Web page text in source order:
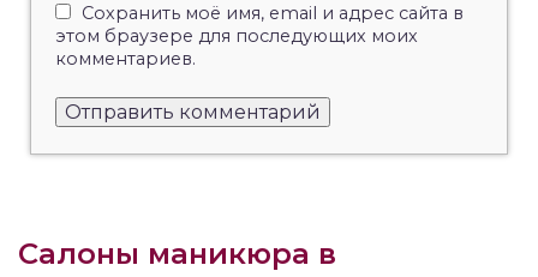
Сохранить моё имя, email и адрес сайта в
этом браузере для последующих моих
комментариев.
Салоны маникюра в